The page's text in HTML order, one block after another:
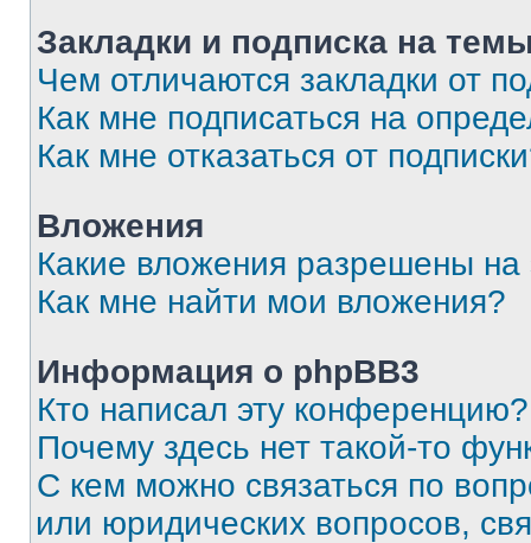
Закладки и подписка на
Чем отличаются закладки от
Как мне подписаться на
Как мне отказаться от
Вложения
Какие вложения разрешены
Как мне найти мои вложения?
Информация о phpBB3
Кто написал эту конференцию?
Почему здесь нет такой-то
С кем можно связаться по
или юридических вопросов,